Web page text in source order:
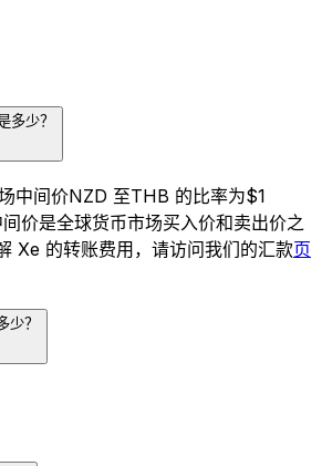
多少？
中间价NZD 至THB 的比率为$1
价是全球货币市场买入价和卖出价之
Xe 的转账费用，请访问我们的汇款页
少？